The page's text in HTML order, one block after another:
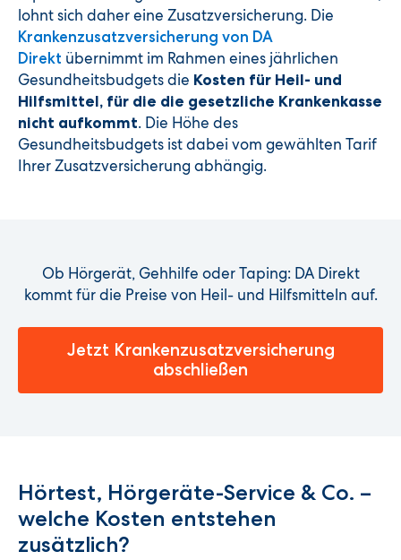
lohnt sich daher eine Zusatzversicherung. Die
Krankenzusatzversicherung von DA
Direkt übernimmt im Rahmen eines jährlichen
Gesundheitsbudgets die Kosten für Heil- und
Hilfsmittel, für die die gesetzliche Krankenkasse
nicht aufkommt. Die Höhe des
Gesundheitsbudgets ist dabei vom gewählten Tarif
Ihrer Zusatzversicherung abhängig.
Ob Hörgerät, Gehhilfe oder Taping: DA Direkt
kommt für die Preise von Heil- und Hilfsmitteln auf.
Jetzt Krankenzusatzversicherung
abschließen
Hörtest, Hörgeräte-Service & Co. –
welche Kosten entstehen
zusätzlich?